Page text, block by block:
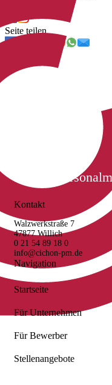
Seite teilen
Cichon
Kontakt
Walzwerkstraße 7
47877 Willich
0 21 54 89 18 0
info@cichon-pm.de
Navigation
Startseite
Für Unternehmen
Für Bewerber
Stellenangebote